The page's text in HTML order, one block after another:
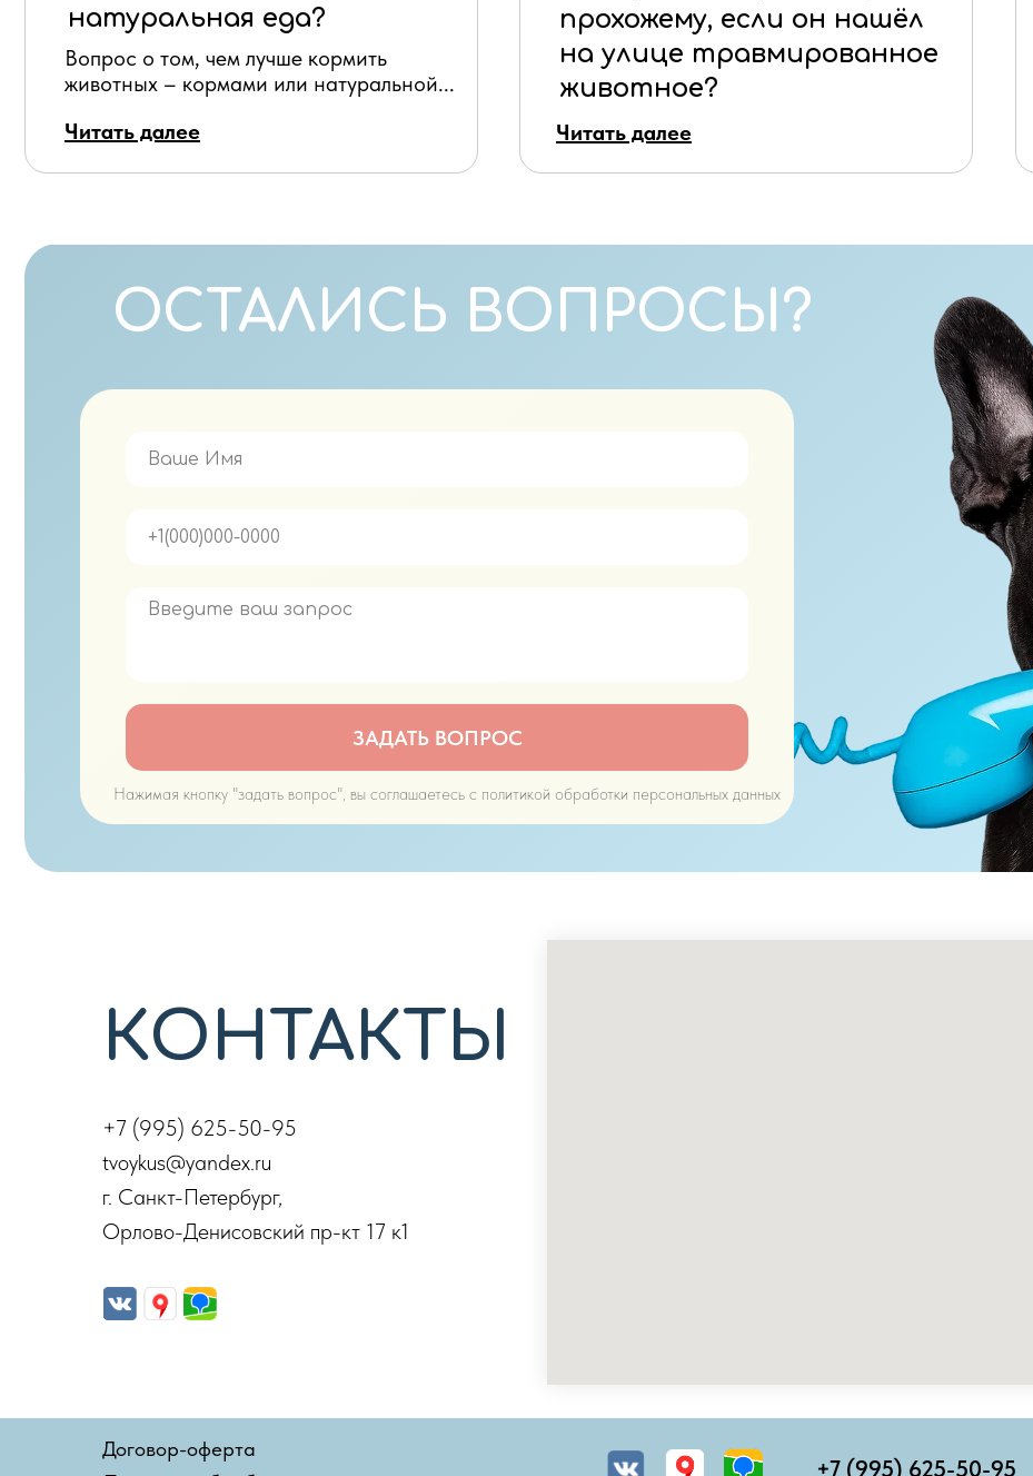
натуральная еда?
Читать далее
Вопрос о том, чем лучше кормить
животных – кормами или натуральной...
Читать далее
прохожему, если он нашёл
на улице травмированное
животное?
ОСТАЛИСЬ ВОПРОСЫ?
ЗАДАТЬ ВОПРОС
Нажимая кнопку "задать вопрос", вы соглашаетесь с политикой обработки персональных данных
КОНТАКТЫ
+7 (995) 625-50-95
tvoykus@yandex.ru
г. Санкт-Петербург,
Орлово-Денисовский пр-кт 17 к1
+7 (995) 625-50-95
Договор-оферта